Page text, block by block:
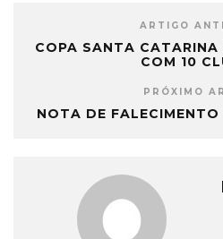
ARTIGO
COPA SANTA
COM 10
PRÓXIMO
NOTA DE